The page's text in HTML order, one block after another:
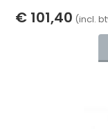
€ 101,40 (incl.